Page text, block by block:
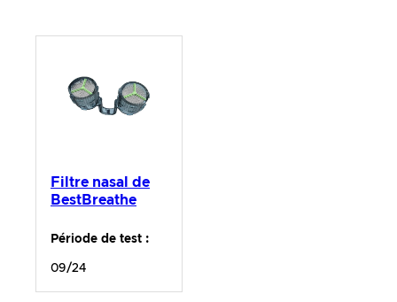
Filtre nasal de
BestBreathe
Période de test :
09/24